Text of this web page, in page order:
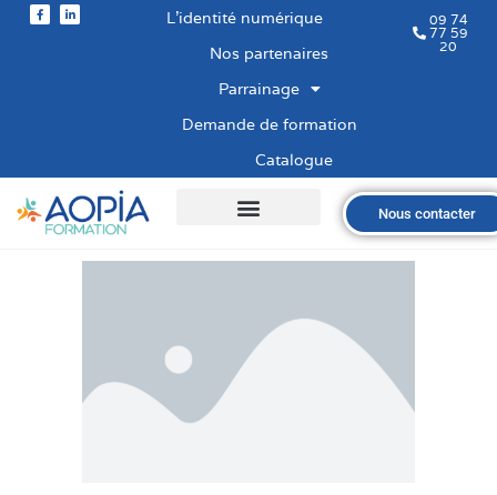
L’identité numérique
Nos partenaires
Parrainage
Demande de formation
Catalogue
09 74
77 59
20
Nous contacter